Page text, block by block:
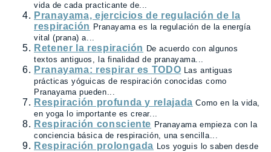
vida de cada practicante de...
Pranayama, ejercicios de regulación de la
respiración Pranayama es la regulación de la energía
vital (prana) a...
Retener la respiración De acuerdo con algunos
textos antiguos, la finalidad de pranayama...
Pranayama: respirar es TODO Las antiguas
prácticas yóguicas de respiración conocidas como
Pranayama pueden...
Respiración profunda y relajada Como en la vida,
en yoga lo importante es crear...
Respiración consciente Pranayama empieza con la
conciencia básica de respiración, una sencilla...
Respiración prolongada Los yoguis lo saben desde